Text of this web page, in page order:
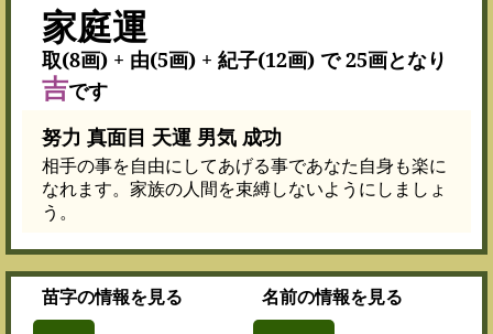
家庭運
取(8画) + 由(5画) + 紀子(12画) で 25画となり
吉です
努力 真面目 天運 男気 成功
相手の事を自由にしてあげる事であなた自身も楽に
なれます。家族の人間を束縛しないようにしましょ
う。
苗字の情報を見る 名前の情報を見る